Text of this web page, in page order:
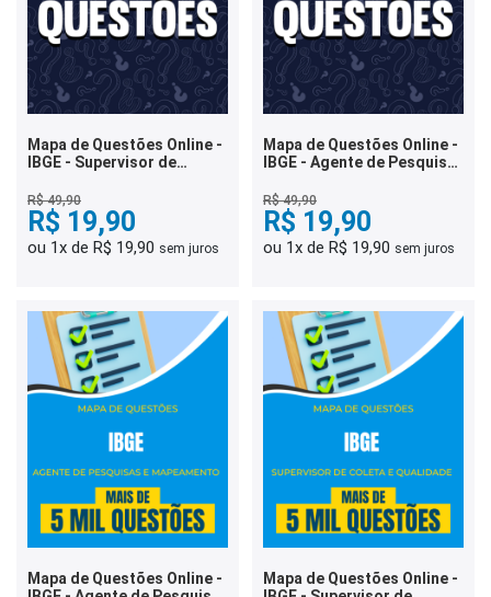
Mapa de Questões Online -
IBGE - Supervisor de
Área de Gestão - 2 Mil
Questões
R$ 49,90
R$ 19,90
ou 1x de R$ 19,90 sem juros
Mapa de Questões Online -
IBGE - Agente de Pesquisa
Questões
R$ 49,90
R$ 19,90
ou 1x de R$ 19,90 sem juros
Mapa de Questões Online -
Mapa de Questões Online -